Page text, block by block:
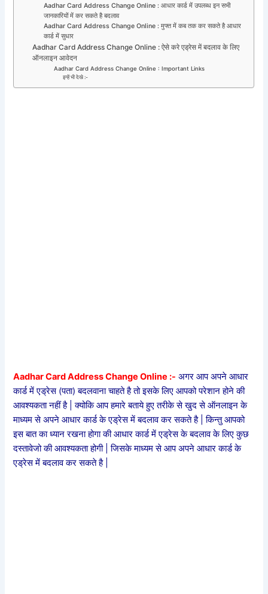
Aadhar Card Address Change Online : आधार कार्ड में उपलब्ध इन सभी
जानकारियों में कर सकते है बदलाव
Aadhar Card Address Change Online : मुफ्त में कब तक कर सकते है आधार
कार्ड में सुधार
Aadhar Card Address Change Online : ऐसे करे एड्रेस में बदलाव के लिए
ऑनलाइन आवेदन
Aadhar Card Address Change Online : Important Links
इन्हें भी देखे :-
Aadhar Card Address Change Online :- अगर आप अपने आधार
कार्ड में एड्रेस (पता) बदलवाना चाहते है तो इसके लिए आपको परेशान होने की
आवश्यकता नहीं है | क्योकि आप हमारे बताये हुए तरीके से खुद से ऑनलाइन के
माध्यम से अपने आधार कार्ड के एड्रेस में बदलाव कर सकते है | किन्तु आपको
इस बात का ध्यान रखना होगा की आधार कार्ड में एड्रेस के बदलाव के लिए कुछ
दस्तावेजो की आवश्यकता होगी | जिसके माध्यम से आप अपने आधार कार्ड के
एड्रेस में बदलाव कर सकते है |